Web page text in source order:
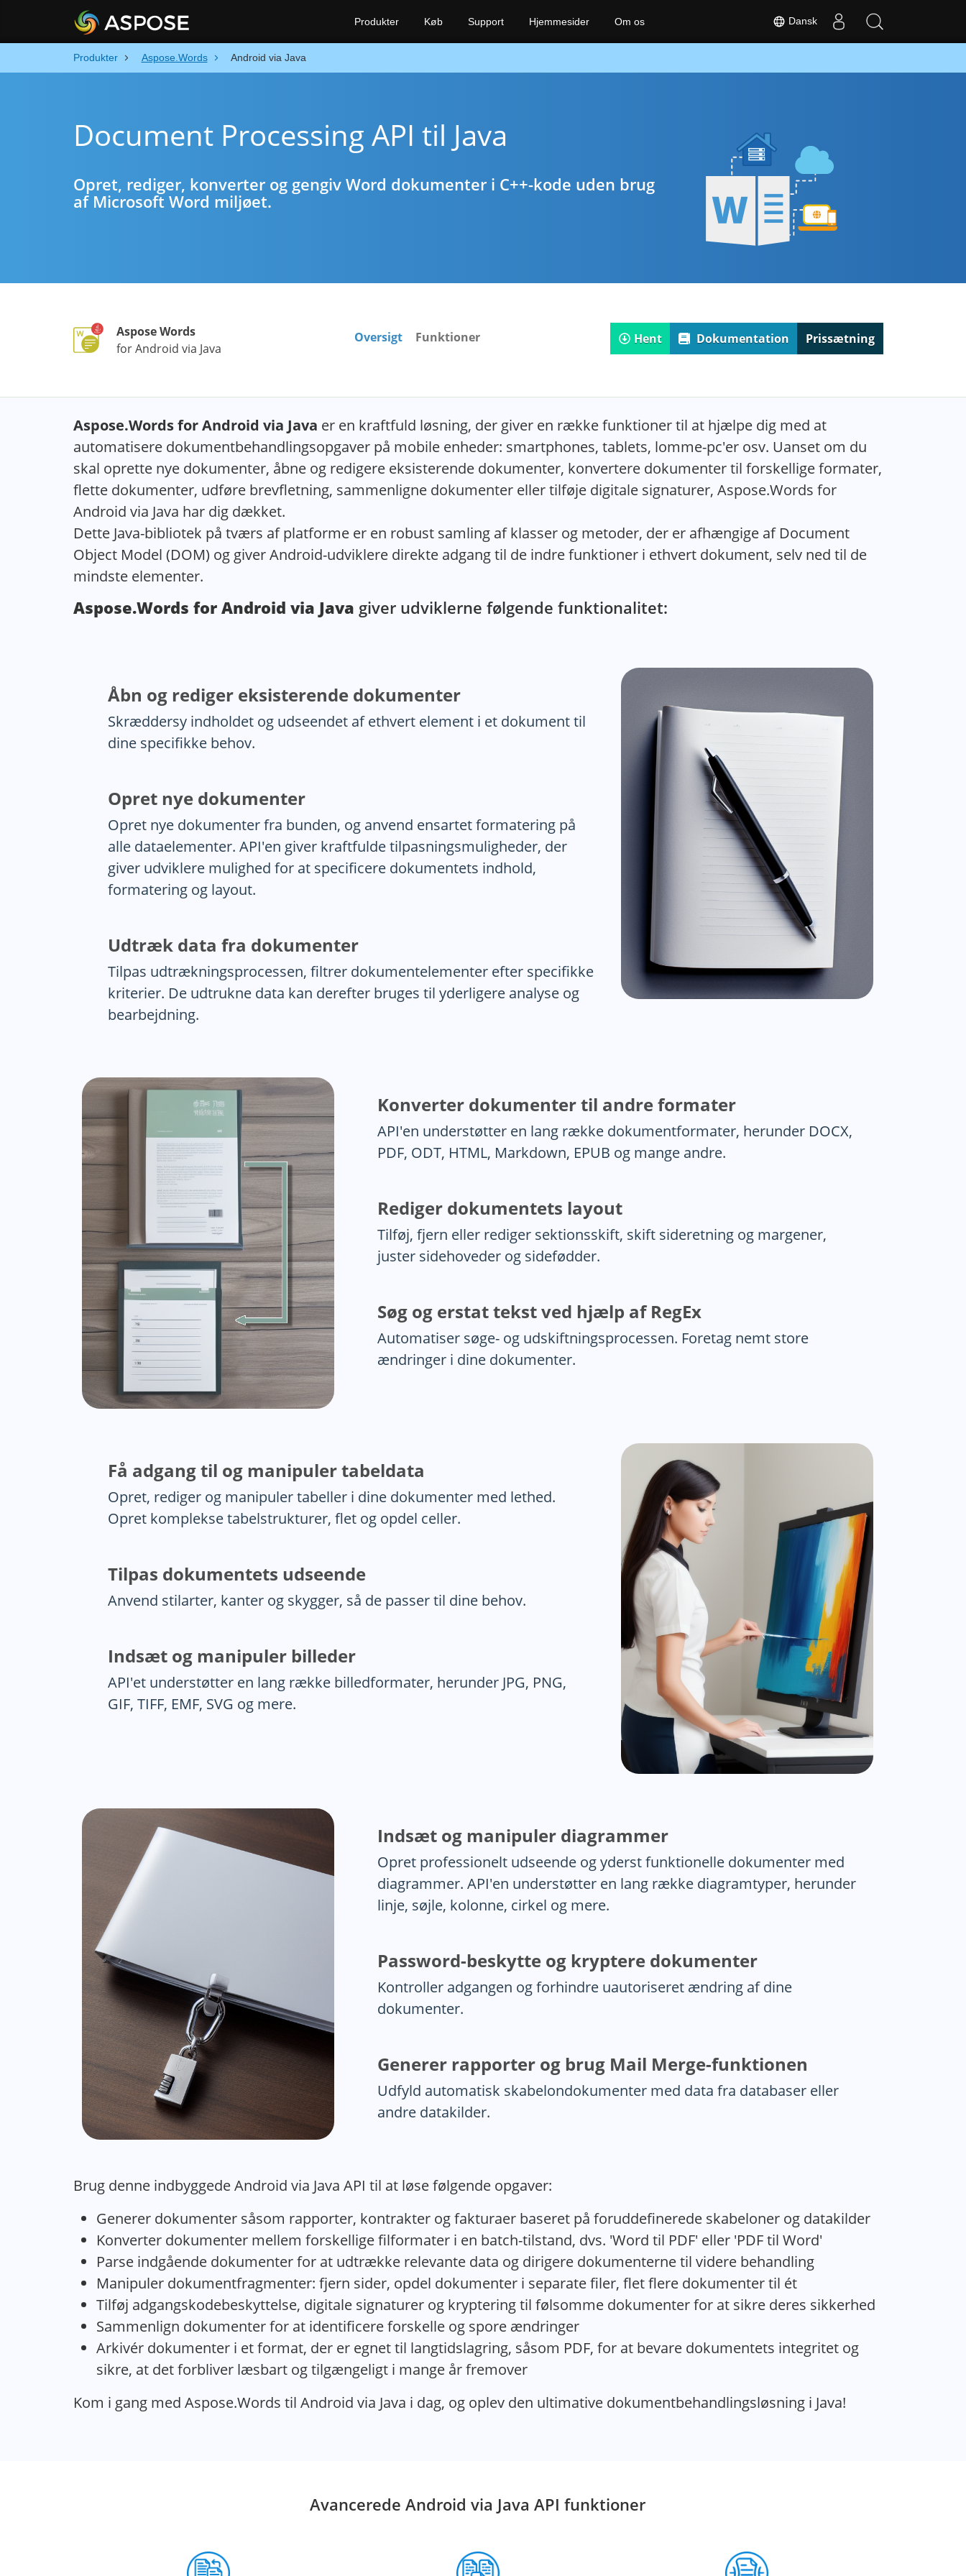
Produkter Aspose.Words Android via Java
Document Processing API til Java
Opret, rediger, konverter og gengiv Word dokumenter i C++-kode uden brug
af Microsoft Word miljøet.
Aspose Words
for Android via Java
Oversigt Funktioner Hent Dokumentation Prissætning
Aspose.Words for Android via Java er en kraftfuld løsning, der giver en række funktioner til at hjælpe dig med at
automatisere dokumentbehandlingsopgaver på mobile enheder: smartphones, tablets, lomme-pc'er osv. Uanset om du
skal oprette nye dokumenter, åbne og redigere eksisterende dokumenter, konvertere dokumenter til forskellige formater,
flette dokumenter, udføre brevfletning, sammenligne dokumenter eller tilføje digitale signaturer, Aspose.Words for
Android via Java har dig dækket.
Dette Java-bibliotek på tværs af platforme er en robust samling af klasser og metoder, der er afhængige af Document
Object Model (DOM) og giver Android-udviklere direkte adgang til de indre funktioner i ethvert dokument, selv ned til de
mindste elementer.
Aspose.Words for Android via Java giver udviklerne følgende funktionalitet:
Åbn og rediger eksisterende dokumenter
Skræddersy indholdet og udseendet af ethvert element i et dokument til
dine specifikke behov.
Opret nye dokumenter
Opret nye dokumenter fra bunden, og anvend ensartet formatering på
alle dataelementer. API'en giver kraftfulde tilpasningsmuligheder, der
giver udviklere mulighed for at specificere dokumentets indhold,
formatering og layout.
Udtræk data fra dokumenter
Tilpas udtrækningsprocessen, filtrer dokumentelementer efter specifikke
kriterier. De udtrukne data kan derefter bruges til yderligere analyse og
bearbejdning.
Konverter dokumenter til andre formater
API'en understøtter en lang række dokumentformater, herunder DOCX,
PDF, ODT, HTML, Markdown, EPUB og mange andre.
Rediger dokumentets layout
Tilføj, fjern eller rediger sektionsskift, skift sideretning og margener,
juster sidehoveder og sidefødder.
Søg og erstat tekst ved hjælp af RegEx
Automatiser søge- og udskiftningsprocessen. Foretag nemt store
ændringer i dine dokumenter.
Få adgang til og manipuler tabeldata
Opret, rediger og manipuler tabeller i dine dokumenter med lethed.
Opret komplekse tabelstrukturer, flet og opdel celler.
Tilpas dokumentets udseende
Anvend stilarter, kanter og skygger, så de passer til dine behov.
Indsæt og manipuler billeder
API'et understøtter en lang række billedformater, herunder JPG, PNG,
GIF, TIFF, EMF, SVG og mere.
Indsæt og manipuler diagrammer
Opret professionelt udseende og yderst funktionelle dokumenter med
diagrammer. API'en understøtter en lang række diagramtyper, herunder
linje, søjle, kolonne, cirkel og mere.
Password-beskytte og kryptere dokumenter
Kontroller adgangen og forhindre uautoriseret ændring af dine
dokumenter.
Generer rapporter og brug Mail Merge-funktionen
Udfyld automatisk skabelondokumenter med data fra databaser eller
andre datakilder.
Brug denne indbyggede Android via Java API til at løse følgende opgaver:
Generer dokumenter såsom rapporter, kontrakter og fakturaer baseret på foruddefinerede skabeloner og datakilder
Konverter dokumenter mellem forskellige filformater i en batch-tilstand, dvs. 'Word til PDF' eller 'PDF til Word'
Parse indgående dokumenter for at udtrække relevante data og dirigere dokumenterne til videre behandling
Manipuler dokumentfragmenter: fjern sider, opdel dokumenter i separate filer, flet flere dokumenter til ét
Tilføj adgangskodebeskyttelse, digitale signaturer og kryptering til følsomme dokumenter for at sikre deres sikkerhed
Sammenlign dokumenter for at identificere forskelle og spore ændringer
Arkivér dokumenter i et format, der er egnet til langtidslagring, såsom PDF, for at bevare dokumentets integritet og
sikre, at det forbliver læsbart og tilgængeligt i mange år fremover
Kom i gang med Aspose.Words til Android via Java i dag, og oplev den ultimative dokumentbehandlingsløsning i Java!
Avancerede Android via Java API funktioner
Dansk
Produkter Køb Support Hjemmesider Om os